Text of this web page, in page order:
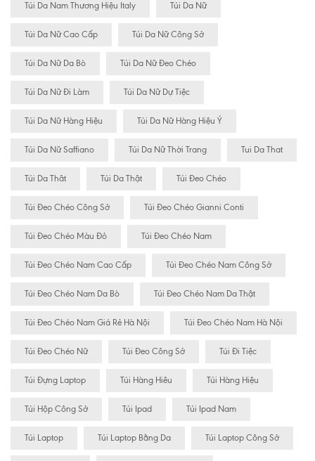
Túi Da Nam Thương Hiệu Italy Túi Da Nữ
Túi Da Nữ Cao Cấp Túi Da Nữ Công Sở
Túi Da Nữ Da Bò Túi Da Nữ Đeo Chéo
Túi Da Nữ Đi Làm Túi Da Nữ Dự Tiệc
Túi Da Nữ Hàng Hiệu Túi Da Nữ Hàng Hiệu Ý
Túi Da Nữ Saffiano Túi Da Nữ Thời Trang Tui Da That
Túi Da Thât Túi Da Thật Túi Đeo Chéo
Túi Đeo Chéo Công Sở Túi Đeo Chéo Gianni Conti
Túi Đeo Chéo Màu Đỏ Túi Đeo Chéo Nam
Túi Đeo Chéo Nam Cao Cấp Túi Đeo Chéo Nam Công Sở
Túi Đeo Chéo Nam Da Bò Túi Đeo Chéo Nam Da Thật
Túi Đeo Chéo Nam Giá Rẻ Hà Nội Túi Đeo Chéo Nam Hà Nội
Túi Đeo Chéo Nữ Túi Đeo Công Sở Túi Đi Tiệc
Túi Đựng Laptop Túi Hàng Hiêu Túi Hàng Hiệu
Túi Hộp Công Sở Túi Ipad Túi Ipad Nam
Túi Laptop Túi Laptop Bằng Da Túi Laptop Công Sở